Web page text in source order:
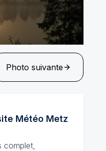
Photo suivante
MétéoMetz
complet,